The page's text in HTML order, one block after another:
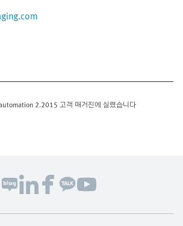
2.2015 고객 매거진에 실렸습니다